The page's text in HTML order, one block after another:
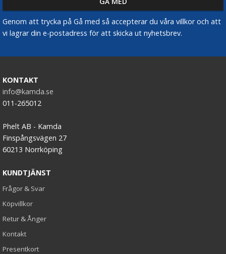
Genom att trycka på Gå med så accepterar du våra villkor och att
vi lagrar din e-postadress för att skicka ut nyhetsbrev.
KONTAKT
info@kamda.se
011-265012
Phelt AB - Kamda
Finspångsvägen 27
60213 Norrköping
KUNDTJÄNST
Frågor & Svar
Köpvillkor
Retur & Ånger
Kontakt
Presentkort